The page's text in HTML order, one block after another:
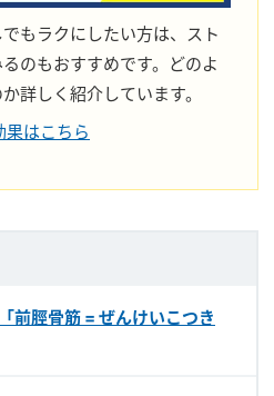
もラクにしたい方は、スト
のもおすすめです。どのよ
詳しく紹介しています。
はこちら
前脛骨筋 = ぜんけいこつき